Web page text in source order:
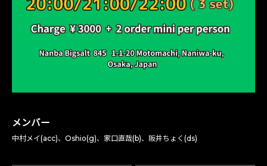
メンバー
中村メイ(acc)、Oshio(g)、家口直哉(b)、阪井ちょく(ds)